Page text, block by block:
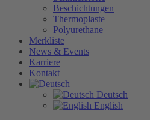
Beschichtungen
Thermoplaste
Polyurethane
Merkliste
News & Events
Karriere
Kontakt
Deutsch
English